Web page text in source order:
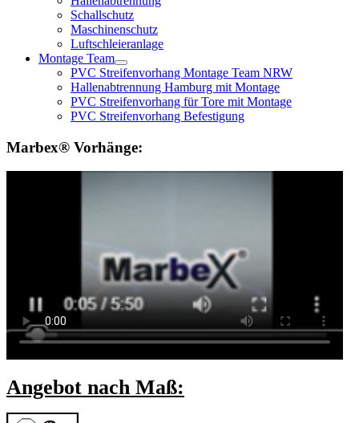
Schallschutz
Maschinenschutz
Luftschleieranlage
Montage Team
PVC Streifenvorhang Montage Team NRW
Hallenabtrennung Hamburg mit Montage
PVC Streifenvorhang für Tore mit Montage
PVC Streifenvorhang Befestigung
Marbex® Vorhänge:
Angebot nach Maß: